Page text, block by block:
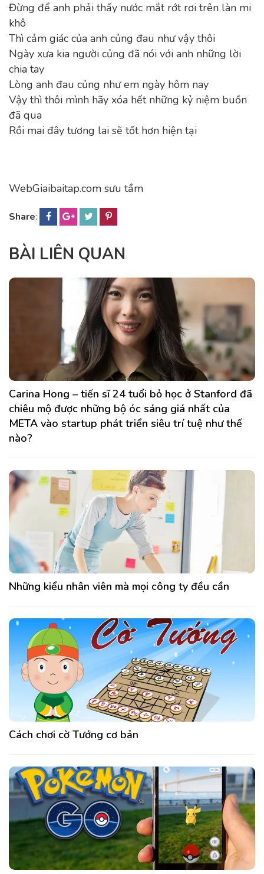
Đừng để anh phải thấy nước mắt rớt rơi trên làn mi
khô
Thì cảm giác của anh củng đau như vậy thôi
Ngày xưa kia người củng đã nói với anh những lời
chia tay
Lòng anh đau củng như em ngày hôm nay
Vậy thì thôi mình hãy xóa hết những kỷ niệm buồn
đã qua
Rồi mai đây tương lai sẽ tốt hơn hiện tại
WebGiaibaitap.com sưu tầm
Share:
BÀI LIÊN QUAN
Carina Hong – tiến sĩ 24 tuổi bỏ học ở Stanford đã
chiêu mộ được những bộ óc sáng giá nhất của
META vào startup phát triển siêu trí tuệ như thế
nào?
Những kiểu nhân viên mà mọi công ty đều cần
Cách chơi cờ Tướng cơ bản